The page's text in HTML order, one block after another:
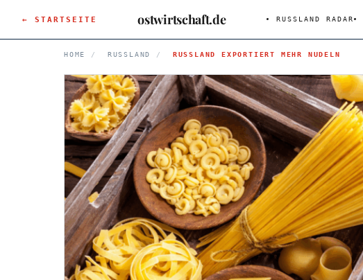
← STARTSEITE ostwirtschaft.de RUSSLAND RADAR
HOME / RUSSLAND / RUSSLAND EXPORTIERT MEHR NUDELN